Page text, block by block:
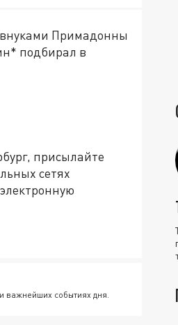
внуками Примадонны
подбирал в
присылайте
сетях
важнейших событиях дня.